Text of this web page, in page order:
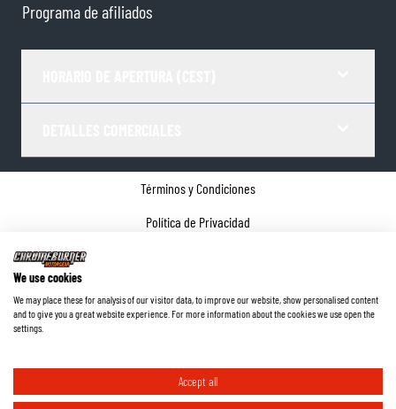
Programa de afiliados
Términos y Condiciones
Política de Privacidad
©2026ChromeBurner - Todos los derechos reservados.
We use cookies
We may place these for analysis of our visitor data, to improve our website, show personalised content
and to give you a great website experience. For more information about the cookies we use open the
settings.
Accept all